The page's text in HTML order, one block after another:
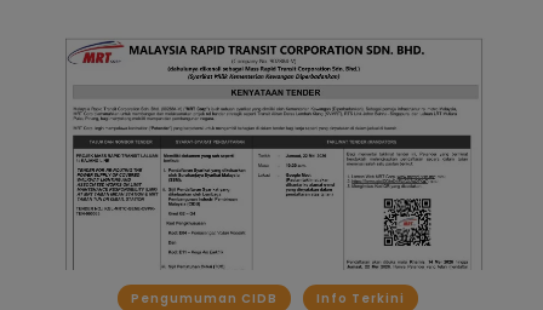
Pengumuman CIDB Info Terkini